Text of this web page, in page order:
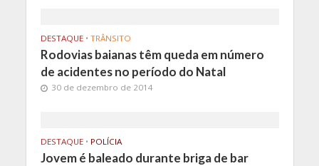
DESTAQUE • TRÂNSITO
Rodovias baianas têm queda em número
de acidentes no período do Natal
30 de dezembro de 2014
DESTAQUE • POLÍCIA
Jovem é baleado durante briga de bar